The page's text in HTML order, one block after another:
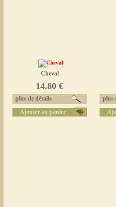
Cheval
14.80 €
plus de détails
Ajouter au panier
plus